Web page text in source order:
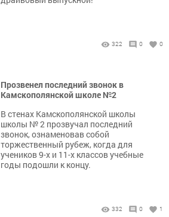
322 0 0
Прозвенел последний звонок в
Камскополянской школе №2
В стенах Камскополянской школы
школы № 2 прозвучал последний
звонок, ознаменовав собой
торжественный рубеж, когда для
учеников 9-х и 11-х классов учебные
годы подошли к концу.
332 0 1